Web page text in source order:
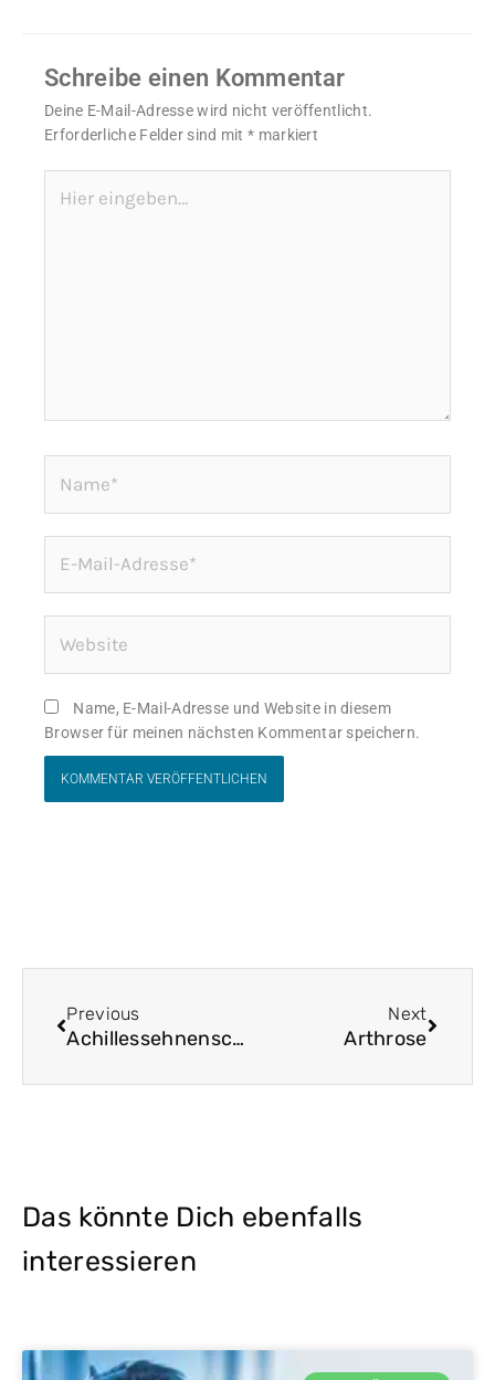
Schreibe einen Kommentar
Deine E-Mail-Adresse wird nicht veröffentlicht.
Erforderliche Felder sind mit* markiert
eingeben…
Mail-
Adresse*
Name, E-Mail-Adresse und Website in diesem
Browser für meinen nächsten Kommentar speichern.
Previous
Achillessehnenschmerzen
Next
Arthrose
Das könnte Dich ebenfalls
interessieren